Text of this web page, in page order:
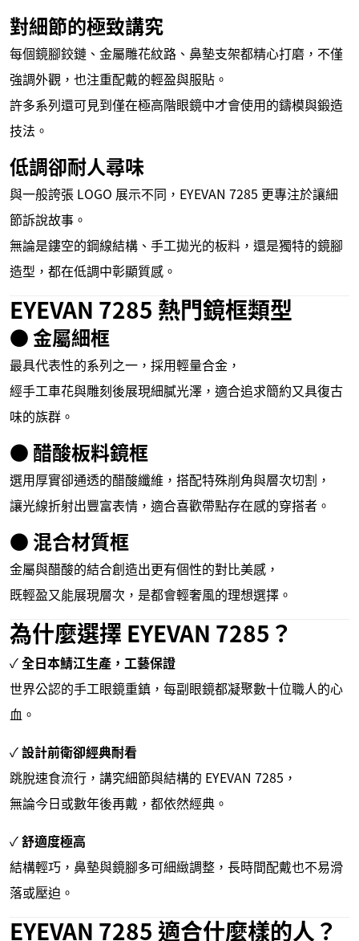
對細節的極致講究
每個鏡腳鉸鏈、金屬雕花紋路、鼻墊支架都精心打磨，不僅
強調外觀，也注重配戴的輕盈與服貼。
許多系列還可見到僅在極高階眼鏡中才會使用的鑄模與鍛造
技法。
低調卻耐人尋味
與一般誇張 LOGO 展示不同，EYEVAN 7285 更專注於讓細
節訴說故事。
無論是鏤空的鋼線結構、手工拋光的板料，還是獨特的鏡腳
造型，都在低調中彰顯質感。
EYEVAN 7285 熱門鏡框類型
● 金屬細框
最具代表性的系列之一，採用輕量合金，
經手工車花與雕刻後展現細膩光澤，適合追求簡約又具復古
味的族群。
● 醋酸板料鏡框
選用厚實卻通透的醋酸纖維，搭配特殊削角與層次切割，
讓光線折射出豐富表情，適合喜歡帶點存在感的穿搭者。
● 混合材質框
金屬與醋酸的結合創造出更有個性的對比美感，
既輕盈又能展現層次，是都會輕奢風的理想選擇。
為什麼選擇 EYEVAN 7285？
✓全日本鯖江生產，工藝保證
世界公認的手工眼鏡重鎮，每副眼鏡都凝聚數十位職人的心
血。
✓設計前衛卻經典耐看
跳脫速食流行，講究細節與結構的 EYEVAN 7285，
無論今日或數年後再戴，都依然經典。
✓舒適度極高
結構輕巧，鼻墊與鏡腳多可細緻調整，長時間配戴也不易滑
落或壓迫。
EYEVAN 7285 適合什麼樣的人？